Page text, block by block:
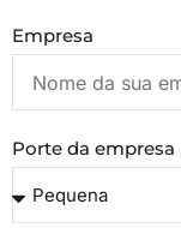
Empresa
Porte da empresa